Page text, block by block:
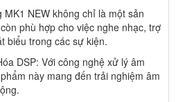
NEW không chỉ là một sản
phù hợp cho việc nghe nhạc, trợ
biểu trong các sự kiện.
DSP: Với công nghệ xử lý âm
này mang đến trải nghiệm âm